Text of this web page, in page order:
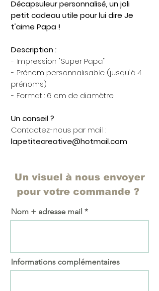
Décapsuleur personnalisé, un joli
petit cadeau utile pour lui dire Je
t'aime Papa !
Description :
- Impression "Super Papa"
- Prénom personnalisable (jusqu'à 4
prénoms)
- Format : 6 cm de diamètre
Un conseil ?
Contactez-nous par mail :
lapetitecreative@hotmail.com
Un visuel à nous envoyer
pour votre commande ?
Nom + adresse mail
Informations complémentaires